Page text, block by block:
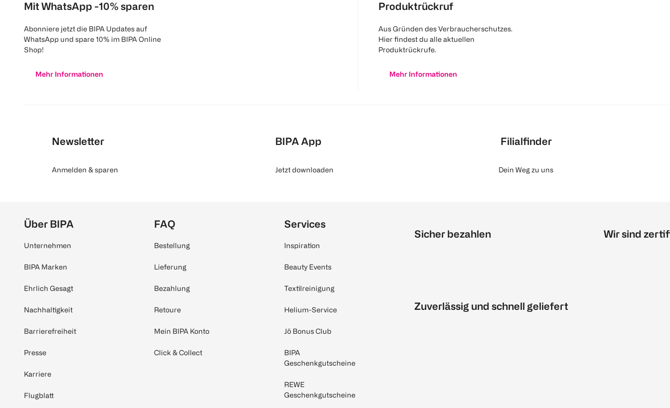
Mit WhatsApp -10% sparen
Abonniere jetzt die BIPA Updates auf
WhatsApp und spare 10% im BIPA Online
Shop!
Mehr Informationen
Produktrückruf
Aus Gründen des Verbraucherschutzes.
Hier findest du alle aktuellen
Produktrückrufe.
Mehr Informationen
Newsletter
Anmelden & sparen
BIPA App
Jetzt downloaden
Filialfinder
Dein Weg zu uns
Über BIPA
Unternehmen
BIPA Marken
Ehrlich Gesagt
Nachhaltigkeit
Barrierefreiheit
Presse
Karriere
Flugblatt
FAQ
Bestellung
Lieferung
Bezahlung
Retoure
Mein BIPA Konto
Click & Collect
Services
Inspiration
Beauty Events
Textilreinigung
Helium-Service
Jö Bonus Club
BIPA
Geschenkgutscheine
REWE
Geschenkgutscheine
Sicher bezahlen
Zuverlässig und schnell geliefert
Wir sind